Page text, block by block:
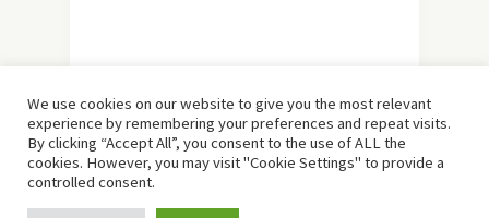
We use cookies on our website to give you the most relevant
experience by remembering your preferences and repeat visits.
By clicking “Accept All”, you consent to the use of ALL the
cookies. However, you may visit "Cookie Settings" to provide a
controlled consent.